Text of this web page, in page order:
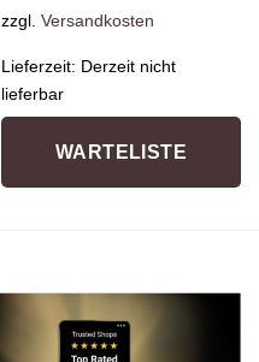
zzgl. Versandkosten
Lieferzeit: Derzeit nicht
lieferbar
WARTELISTE